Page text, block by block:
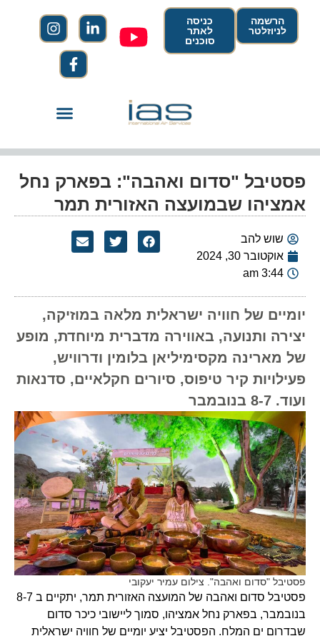
הרשמה
לניוזלטר
כניסה
לאתר
סוכנים
פסטיבל "סדום ואהבה": בפארק נחל
אמציהו שבמועצה האזורית תמר
שוש להב
אוקטובר 30, 2024
3:44 am
יומיים של חוויה ישראלית מלאה במוזיקה,
יצירה ותנועה, באווירה מדברית מיוחדת, מופע
של מארינה מקסימיליאן בלומין ודרוויש,
פעילויות קיר טיפוס, סיורים חקלאיים, סדנאות
ועוד. 8-7 בנובמבר
פסטיבל "סדום ואהבה". צילום עמיר יעקובי
פסטיבל סדום ואהבה של המועצה האזורית תמר, יתקיים ב 8-7
בנובמבר, בפארק נחל אמציהו, סמוך ליישובי כיכר סדום
שבדרום ים המלח. הפסטיבל יציע יומיים של חוויה ישראלית